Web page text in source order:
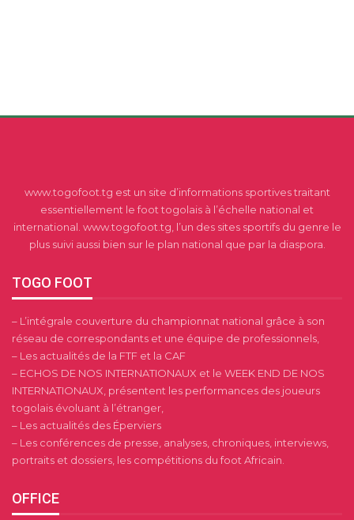
www.togofoot.tg est un site d’informations sportives traitant
essentiellement le foot togolais à l’échelle national et
international. www.togofoot.tg, l’un des sites sportifs du genre le
plus suivi aussi bien sur le plan national que par la diaspora.
TOGO FOOT
– L’intégrale couverture du championnat national grâce à son
réseau de correspondants et une équipe de professionnels,
– Les actualités de la FTF et la CAF
– ECHOS DE NOS INTERNATIONAUX et le WEEK END DE NOS
INTERNATIONAUX, présentent les performances des joueurs
togolais évoluant à l’étranger,
– Les actualités des Éperviers
– Les conférences de presse, analyses, chroniques, interviews,
portraits et dossiers, les compétitions du foot Africain.
OFFICE